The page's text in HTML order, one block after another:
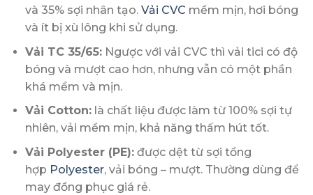
và 35% sợi nhân tạo. Vải CVC mềm mịn, hơi bóng
và ít bị xù lông khi sử dụng.
Vải TC 35/65:Ngược với vải CVC thì vải tici có độ
bóng và mượt cao hơn, nhưng vẫn có một phần
khá mềm và mịn.
Vải Cotton:là chất liệu được làm từ 100% sợi tự
nhiên, vải mềm mịn, khả năng thấm hút tốt.
Vải Polyester (PE):được dệt từ sợi tổng
hợp Polyester, vải bóng – mượt. Thường dùng để
may đồng phục giá rẻ.